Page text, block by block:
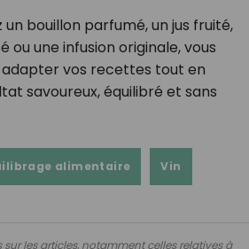
un bouillon parfumé, un jus fruité,
ou une infusion originale, vous
vos recettes tout en
savoureux, équilibré et sans
alimentaire Vin
les articles, notamment celles relatives à